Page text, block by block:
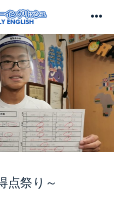
ニ
ュ
ー
点祭り～